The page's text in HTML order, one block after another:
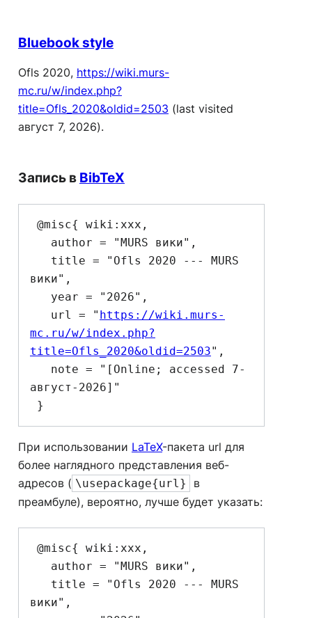
Bluebook style
Ofls 2020, https://wiki.murs-
mc.ru/w/index.php?
title=Ofls_2020&oldid=2503 (last visited
август 7, 2026).
Запись в BibTeX
вики",
   url = "
https://wiki.murs-
mc.ru/w/index.php?
title=Ofls_2020&oldid=2503",
август-2026]"
При использовании LaTeX-пакета url для
более наглядного представления веб-
адресов ( \usepackage{url}
в
преамбуле), вероятно, лучше будет указать:
вики",